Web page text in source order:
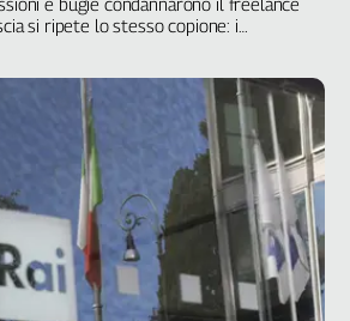
si ripete lo stesso copione: i